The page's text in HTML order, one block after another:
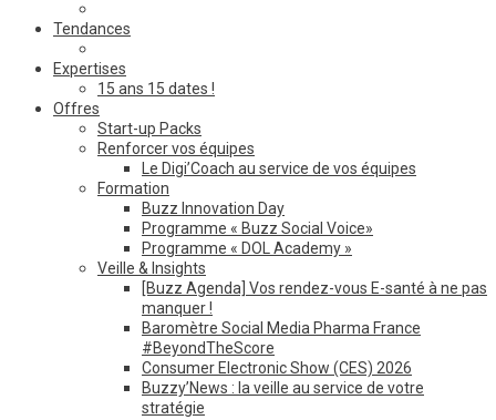
Tendances
Expertises
15 ans 15 dates !
Offres
Start-up Packs
Renforcer vos équipes
Le Digi’Coach au service de vos équipes
Formation
Buzz Innovation Day
Programme « Buzz Social Voice»
Programme « DOL Academy »
Veille & Insights
[Buzz Agenda] Vos rendez-vous E-santé à ne pas
manquer !
Baromètre Social Media Pharma France
#BeyondTheScore
Consumer Electronic Show (CES) 2026
Buzzy’News : la veille au service de votre
stratégie